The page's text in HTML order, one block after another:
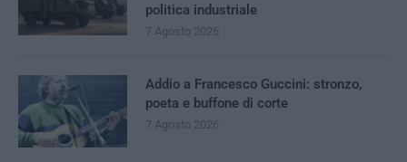
politica industriale
7 Agosto 2026
Addio a Francesco Guccini: stronzo,
poeta e buffone di corte
7 Agosto 2026